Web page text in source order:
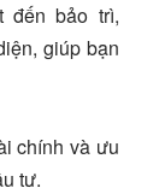
đến bảo trì,
giúp bạn
chính và ưu
tư.